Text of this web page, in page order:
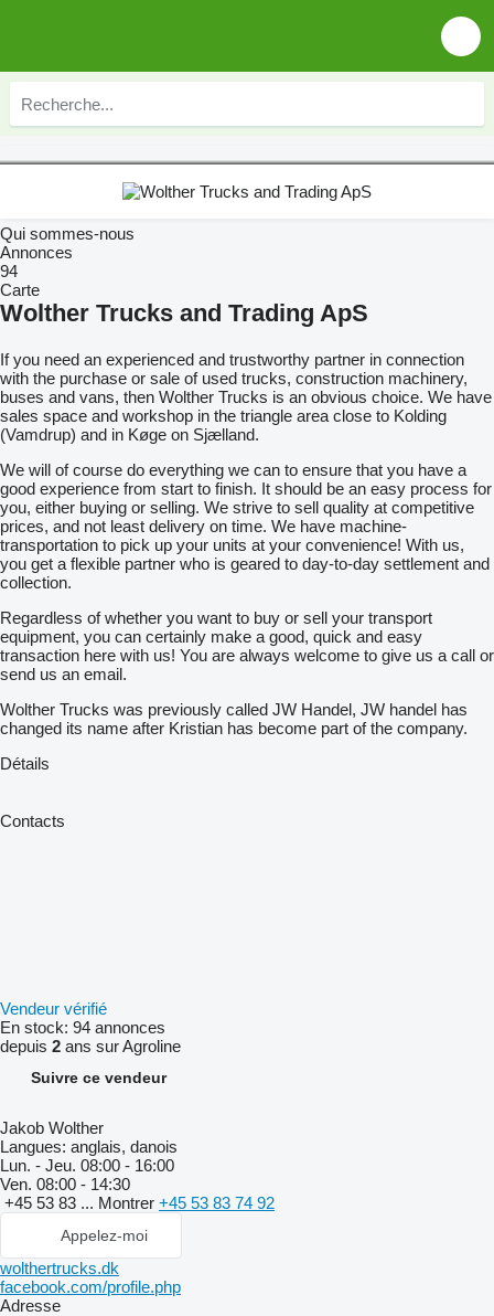
Qui sommes-nous
Annonces
94
Carte
Wolther Trucks and Trading ApS
If you need an experienced and trustworthy partner in connection
with the purchase or sale of used trucks, construction machinery,
buses and vans, then Wolther Trucks is an obvious choice. We have
sales space and workshop in the triangle area close to Kolding
(Vamdrup) and in Køge on Sjælland.
We will of course do everything we can to ensure that you have a
good experience from start to finish. It should be an easy process for
you, either buying or selling. We strive to sell quality at competitive
prices, and not least delivery on time. We have machine-
transportation to pick up your units at your convenience! With us,
you get a flexible partner who is geared to day-to-day settlement and
collection.
Regardless of whether you want to buy or sell your transport
equipment, you can certainly make a good, quick and easy
transaction here with us! You are always welcome to give us a call or
send us an email.
Wolther Trucks was previously called JW Handel, JW handel has
changed its name after Kristian has become part of the company.
Détails
Contacts
Vendeur vérifié
En stock: 94 annonces
depuis 2 ans sur Agroline
Suivre ce vendeur
Jakob Wolther
Langues: anglais, danois
Lun. - Jeu. 08:00 - 16:00
Ven. 08:00 - 14:30
+45 53 83 ... Montrer +45 53 83 74 92
Appelez-moi
wolthertrucks.dk
facebook.com/profile.php
Adresse